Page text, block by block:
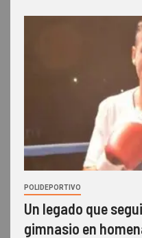
POLIDEPORTIVO
Un legado que
gimnasio en